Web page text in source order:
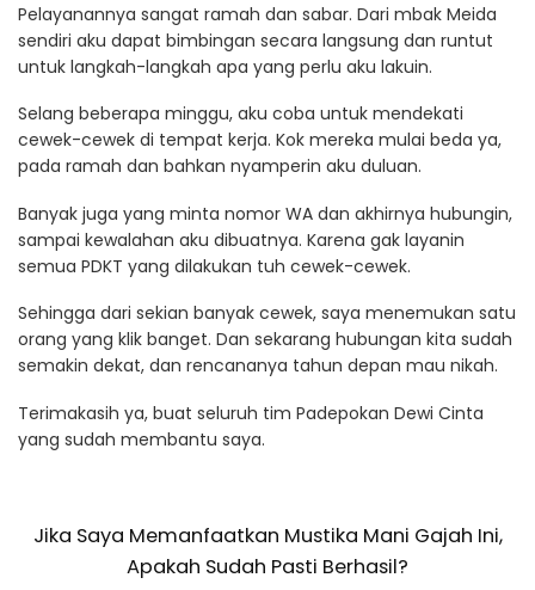
Pelayanannya sangat ramah dan sabar. Dari mbak Meida
sendiri aku dapat bimbingan secara langsung dan runtut
untuk langkah-langkah apa yang perlu aku lakuin.
Selang beberapa minggu, aku coba untuk mendekati
cewek-cewek di tempat kerja. Kok mereka mulai beda ya,
pada ramah dan bahkan nyamperin aku duluan.
Banyak juga yang minta nomor WA dan akhirnya hubungin,
sampai kewalahan aku dibuatnya. Karena gak layanin
semua PDKT yang dilakukan tuh cewek-cewek.
Sehingga dari sekian banyak cewek, saya menemukan satu
orang yang klik banget. Dan sekarang hubungan kita sudah
semakin dekat, dan rencananya tahun depan mau nikah.
Terimakasih ya, buat seluruh tim Padepokan Dewi Cinta
yang sudah membantu saya.
Jika Saya Memanfaatkan Mustika Mani Gajah Ini,
Apakah Sudah Pasti Berhasil?